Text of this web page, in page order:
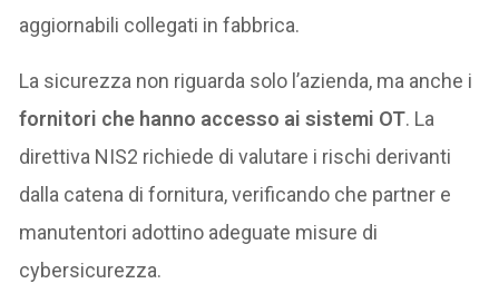
aggiornabili collegati in fabbrica.
La sicurezza non riguarda solo l’azienda, ma anche i
fornitori che hanno accesso ai sistemi OT. La
direttiva NIS2 richiede di valutare i rischi derivanti
dalla catena di fornitura, verificando che partner e
manutentori adottino adeguate misure di
cybersicurezza.